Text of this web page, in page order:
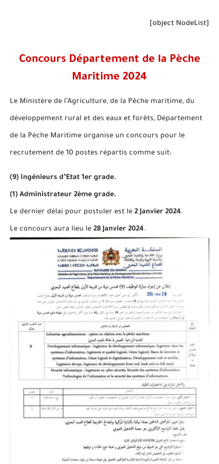
[object NodeList]
Concours Département de la Pèche
Maritime 2024
Le Ministère de l’Agriculture, de la Pêche maritime, du
développement rural et des eaux et forêts, Département
de la Pèche Maritime organise un concours pour le
recrutement de 10 postes répartis comme suit:
(9) Ingénieurs d’Etat 1er grade.
(1) Administrateur 2ème grade.
Le dernier délai pour postuler est le 2 Janvier 2024.
Le concours aura lieu le 28 Janvier 2024.